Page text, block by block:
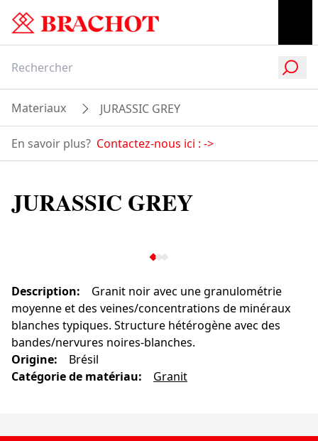
Materiaux JURASSIC GREY
En savoir plus? Contactez-nous ici : ->
JURASSIC GREY
Description:
Granit noir avec une granulométrie
moyenne et des veines/concentrations de minéraux
blanches typiques. Structure hétérogène avec des
bandes/nervures noires-blanches.
Origine:
Brésil
Catégorie de matériau: Granit